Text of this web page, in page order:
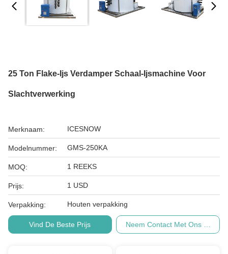
25 Ton Flake-Ijs Verdamper Schaal-Ijsmachine Voor
Slachtverwerking
Merknaam: ICESNOW
Modelnummer: GMS-250KA
MOQ: 1 REEKS
Prijs: 1 USD
Verpakking: Houten verpakking
Vind De Beste Prijs Neem Contact Met Ons Op